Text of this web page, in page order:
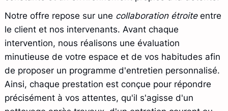
Notre offre repose sur une collaboration étroiteentre
le client et nos intervenants. Avant chaque
intervention, nous réalisons une évaluation
minutieuse de votre espace et de vos habitudes afin
de proposer un programme d'entretien personnalisé.
Ainsi, chaque prestation est conçue pour répondre
précisément à vos attentes, qu'il s'agisse d'un